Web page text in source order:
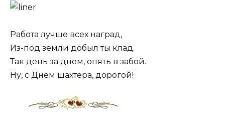
Работа лучше всех наград,
Из-под земли добыл ты клад.
Так день за днем, опять в забой.
Ну, с Днем шахтера, дорогой!